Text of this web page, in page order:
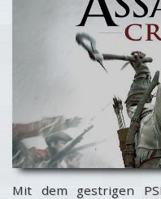
jetzt
Mit dem gestrigen